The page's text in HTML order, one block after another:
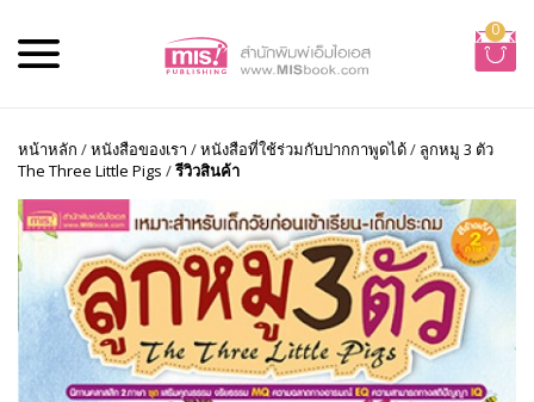
0
หน้าหลัก /หนังสือของเรา /หนังสือที่ใช้ร่วมกับปากกาพูดได้/ ลูกหมู 3 ตัว
The Three Little Pigs /รีวิวสินค้า